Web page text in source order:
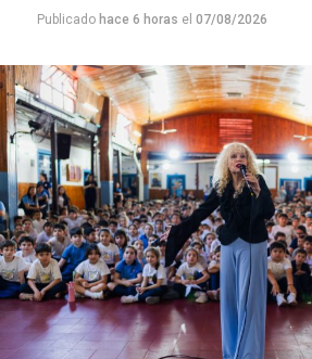
Publicado hace 6 horas el 07/08/2026